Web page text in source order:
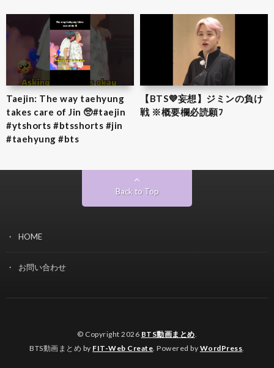
Taejin: The way taehyung
takes care of Jin 🥺#taejin
#ytshorts #btsshorts #jin
#taehyung #bts
【BTS💜‪妄想】ジミンの負け
戦 ※概要欄必読願ﾌ
Back to Top
HOME
お問い合わせ
© Copyright 2026 BTS動画まとめ.
BTS動画まとめ by FIT-Web Create. Powered by WordPress.